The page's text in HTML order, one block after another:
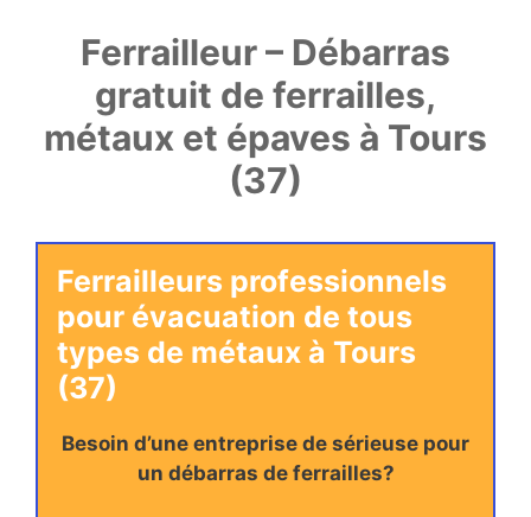
Ferrailleur – Débarras
gratuit de ferrailles,
métaux et épaves à Tours
(37)
Ferrailleurs professionnels
pour évacuation de tous
types de métaux à Tours
(37)
Besoin d’une entreprise de sérieuse pour
un débarras de ferrailles?